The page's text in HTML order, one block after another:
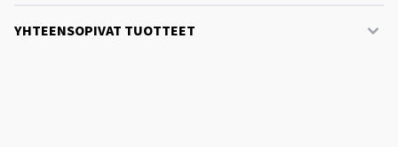
YHTEENSOPIVAT TUOTTEET